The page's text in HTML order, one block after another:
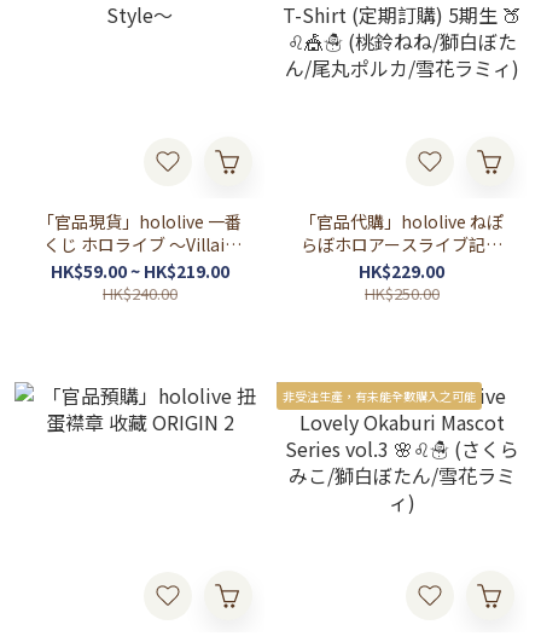
「官品現貨」hololive 一番
くじ ホロライブ ～Villain
Style～
HK$59.00 ~ HK$219.00
HK$240.00
「官品代購」hololive ねぽ
らぼホロアースライブ記念
T-Shirt (定期訂購) 5期生 🍑
♌🎪☃️ (桃鈴ねね/獅白ぼた
HK$229.00
HK$250.00
非受注生產，有未能全數購入之可能